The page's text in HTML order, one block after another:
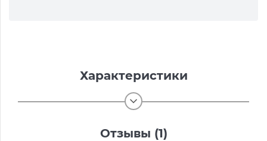
Характеристики
Отзывы (1)